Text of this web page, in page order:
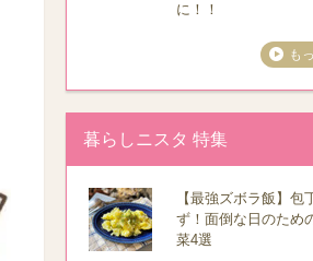
に！！
も
暮らしニスタ 特集
【最強ズボラ飯】包
ず！面倒な日のため
菜4選